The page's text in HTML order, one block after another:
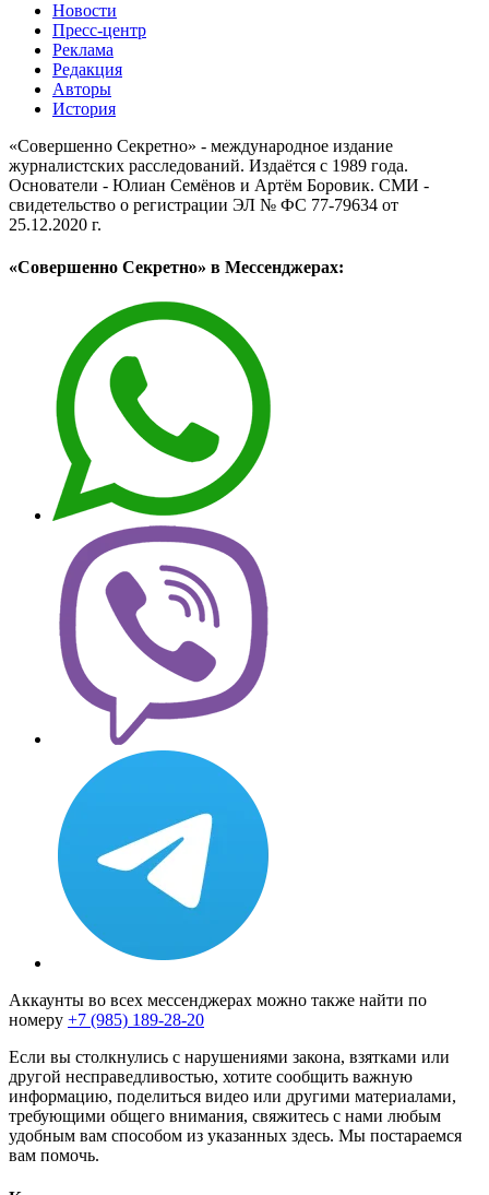
Новости
Пресс-центр
Реклама
Редакция
Авторы
История
«Совершенно Секретно» - международное издание
журналистских расследований. Издаётся с 1989 года.
Основатели - Юлиан Семёнов и Артём Боровик. CМИ -
свидетельство о регистрации ЭЛ № ФС 77-79634 от
25.12.2020 г.
«Совершенно Секретно» в Мессенджерах:
Аккаунты во всех мессенджерах можно также найти по
номеру +7 (985) 189-28-20
Если вы столкнулись с нарушениями закона, взятками или
другой несправедливостью, хотите сообщить важную
информацию, поделиться видео или другими материалами,
требующими общего внимания, свяжитесь с нами любым
удобным вам способом из указанных здесь. Мы постараемся
вам помочь.